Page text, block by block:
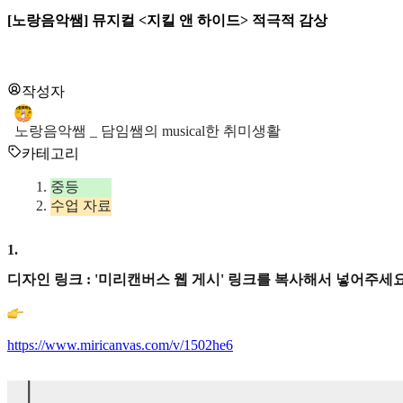
[노랑음악쌤] 뮤지컬 <지킬 앤 하이드> 적극적 감상
작성자
노랑음악쌤 _ 담임쌤의 musical한 취미생활
카테고리
중등
수업 자료
1.
디자인 링크 : '미리캔버스 웹 게시' 링크를 복사해서 넣어주세
https://www.miricanvas.com/v/1502he6